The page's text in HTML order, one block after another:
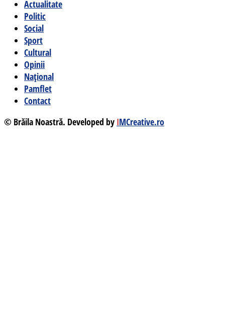
Actualitate
Politic
Social
Sport
Cultural
Opinii
Național
Pamflet
Contact
© Brăila Noastră. Developed by IMCreative.ro